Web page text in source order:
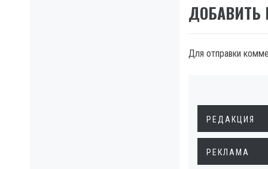
ДОБАВИТЬ
Для отправки
РЕДАКЦИЯ
РЕКЛАМА